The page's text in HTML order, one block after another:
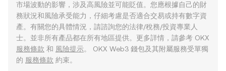
市場波動的影響，涉及高風險並可能貶值。您應根據自己的財
務狀況和風險承受能力，仔細考慮是否適合交易或持有數字資
產。有關您的具體情況，請諮詢您的法律/稅務/投資專業人
士。並非所有產品都在所有地區提供。更多詳情，請參考 OKX
服務條款 和 風險提示。 OKX Web3 錢包及其附屬服務受單獨
的 服務條款 約束。